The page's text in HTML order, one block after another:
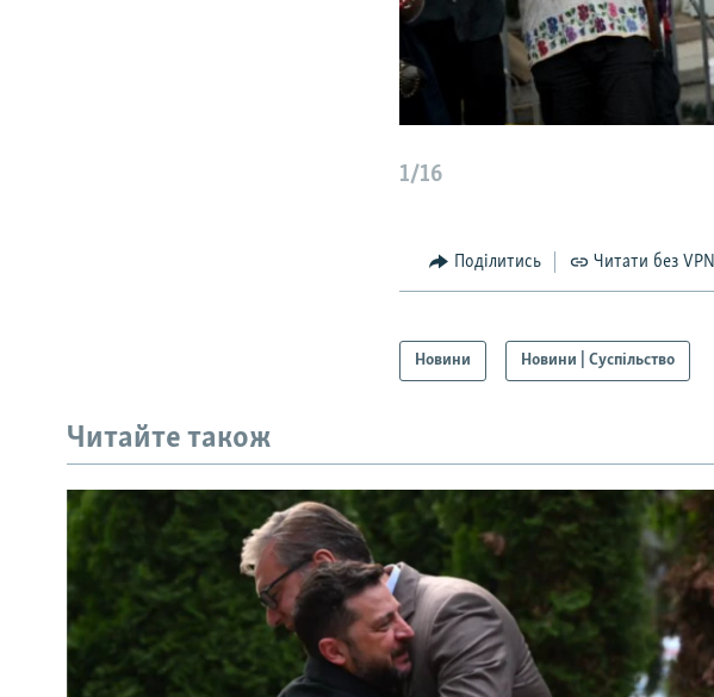
1/16
Поділитись Читати без VPN
Новини Новини | Суспільство
Читайте також